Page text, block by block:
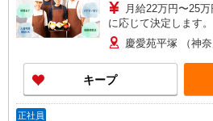
月給22万円〜25万円 ※給与は経験や前職
に応じて決定します
慶愛苑平塚 （神
キープ
正社員